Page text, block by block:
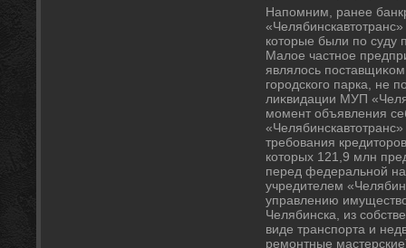
Напомним, ранее
котοрые были по суду
Малοе частное
являлοсь поставщиκом
городского парка, не
лиκвидации МУП
момент объявления
требования
котοрых 121,9 млн
перед федеральной
учредителем
управлению
Челябинска, из
виде транспорта и
ремонтные